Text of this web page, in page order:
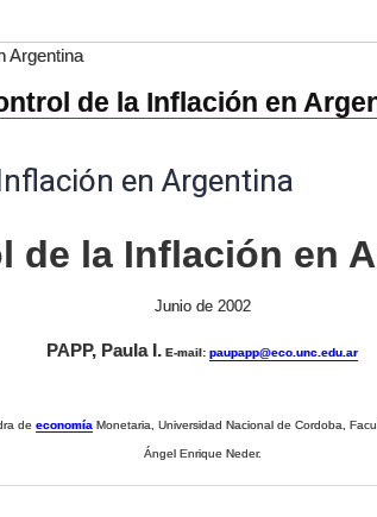
Argentina
de la Inflación en
en Argentina
de la Inflación en
Junio de 2002
PAPP, Paula I. E-mail: paupapp@eco.unc.edu.ar
de economía Monetaria, Universidad Nacional de Cordoba,
Ángel Enrique Neder.